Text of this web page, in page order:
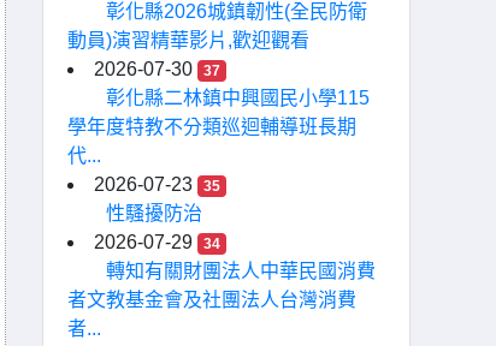
彰化縣2026城鎮韌性(全民防衛
動員)演習精華影片,歡迎觀看
2026-07-30
37
彰化縣二林鎮中興國民小學115
學年度特教不分類巡迴輔導班長期
代...
2026-07-23
35
性騷擾防治
2026-07-29
34
轉知有關財團法人中華民國消費
者文教基金會及社團法人台灣消費
者...